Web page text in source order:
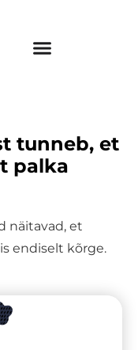
tunneb, et
palka
näitavad, et
endiselt kõrge.